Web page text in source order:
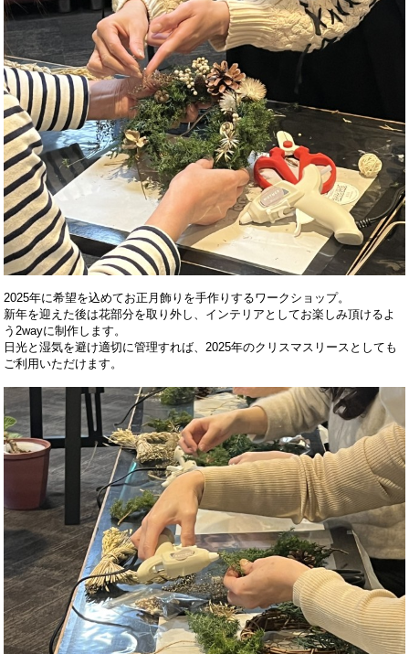
2025年に希望を込めてお正月飾りを手作りするワークショップ。
新年を迎えた後は花部分を取り外し、インテリアとしてお楽しみ頂けるよ
う2wayに制作します。
日光と湿気を避け適切に管理すれば、2025年のクリスマスリースとしても
ご利用いただけます。